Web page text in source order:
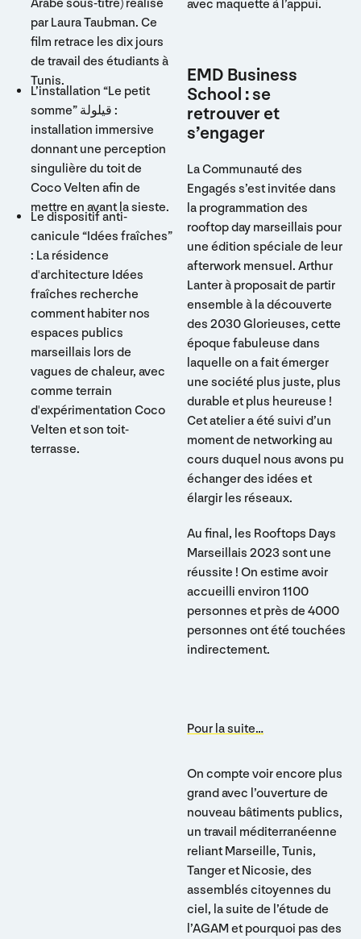
Arabe sous-titré) réalisé
par Laura Taubman. Ce
film retrace les dix jours
de travail des étudiants à
Tunis.
L’installation “Le petit
somme” قيلولة :
installation immersive
donnant une perception
singulière du toit de
Coco Velten afin de
mettre en avant la sieste.
Le dispositif anti-
canicule “Idées fraîches”
: La résidence
d'architecture Idées
fraîches recherche
comment habiter nos
espaces publics
marseillais lors de
vagues de chaleur, avec
comme terrain
d'expérimentation Coco
Velten et son toit-
terrasse.
avec maquette à l’appui.
EMD Business
School : se
retrouver et
s’engager
La Communauté des
Engagés s’est invitée dans
la programmation des
rooftop day marseillais pour
une édition spéciale de leur
afterwork mensuel. Arthur
Lanter à proposait de partir
ensemble à la découverte
des 2030 Glorieuses, cette
époque fabuleuse dans
laquelle on a fait émerger
une société plus juste, plus
durable et plus heureuse !
Cet atelier a été suivi d’un
moment de networking au
cours duquel nous avons pu
échanger des idées et
élargir les réseaux.
Au final, les Rooftops Days
Marseillais 2023 sont une
réussite ! On estime avoir
accueilli environ 1100
personnes et près de 4000
personnes ont été touchées
indirectement.
Pour la suite…
On compte voir encore plus
grand avec l’ouverture de
nouveau bâtiments publics,
un travail méditerranéenne
reliant Marseille, Tunis,
Tanger et Nicosie, des
assemblés citoyennes du
ciel, la suite de l’étude de
l’AGAM et pourquoi pas des